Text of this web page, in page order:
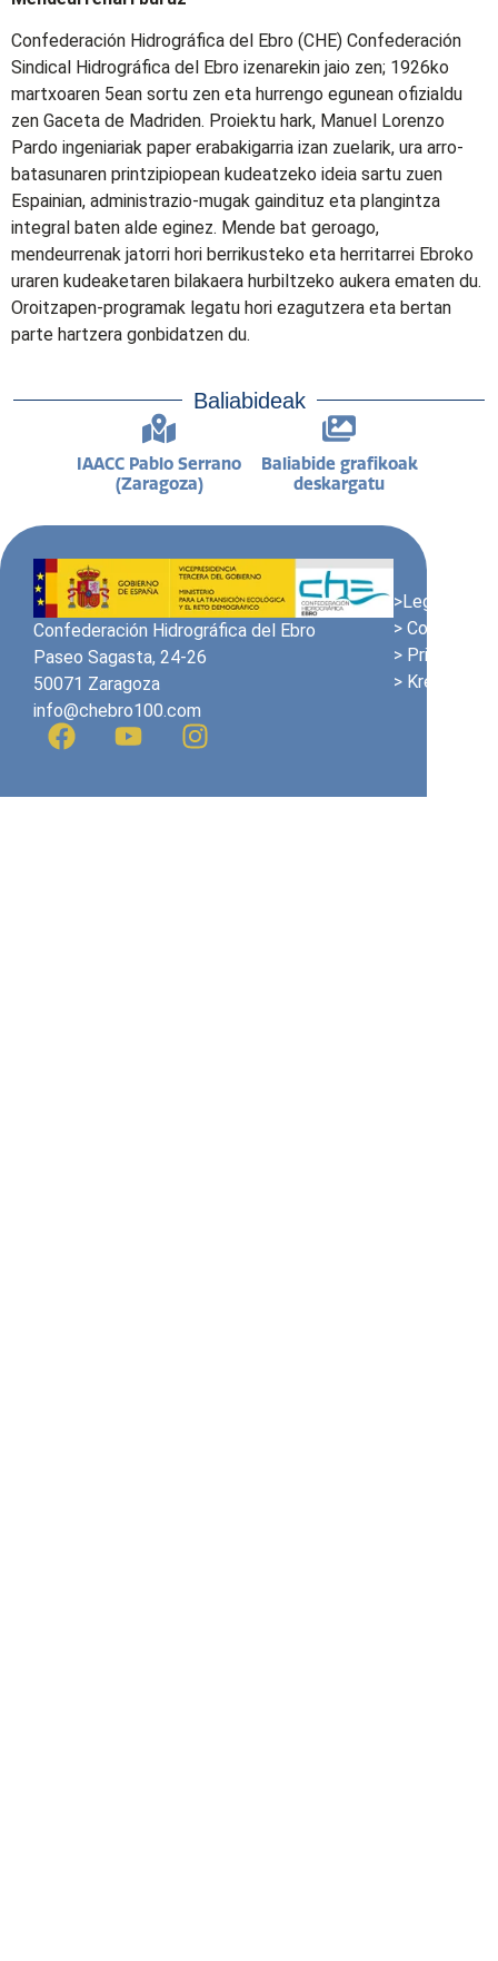
Confederación Hidrográfica del Ebro (CHE) Confederación
Sindical Hidrográfica del Ebro izenarekin jaio zen; 1926ko
martxoaren 5ean sortu zen eta hurrengo egunean ofizialdu
zen Gaceta de Madriden. Proiektu hark, Manuel Lorenzo
Pardo ingeniariak paper erabakigarria izan zuelarik, ura arro-
batasunaren printzipiopean kudeatzeko ideia sartu zuen
Espainian, administrazio-mugak gaindituz eta plangintza
integral baten alde eginez. Mende bat geroago,
mendeurrenak jatorri hori berrikusteko eta herritarrei Ebroko
uraren kudeaketaren bilakaera hurbiltzeko aukera ematen du.
Oroitzapen-programak legatu hori ezagutzera eta bertan
parte hartzera gonbidatzen du.
Baliabideak
IAACC Pablo Serrano
(Zaragoza)
Baliabide grafikoak
deskargatu
Confederación Hidrográfica del Ebro
Paseo Sagasta, 24-26
50071 Zaragoza
info@chebro100.com
>Lege Oharra
> Cookien
>
> Kredituak